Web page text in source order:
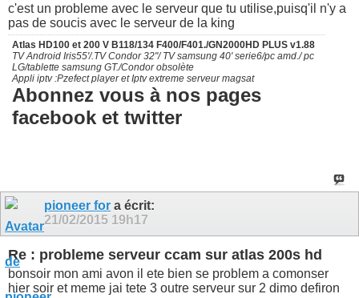
c'est un probleme avec le serveur que tu utilise,puisq'il n'y a
pas de soucis avec le serveur de la king
Atlas HD100 et 200 V B118/134 F400/F401./GN2000HD PLUS v1.88
TV Android Iris55'/.TV Condor 32"/ TV samsung 40' serie6/pc amd./ pc
LG/tablette samsung GT./Condor obsolète
Appli iptv :Pzefect player et Iptv extreme serveur magsat
Abonnez vous à nos pages
facebook et twitter
pioneer for a écrit:
21/02/2015 19h17
Re : probleme serveur ccam sur atlas 200s hd
bonsoir mon ami avon il ete bien se problem a comonser
hier soir et meme jai tete 3 outre serveur sur 2 dimo defiron